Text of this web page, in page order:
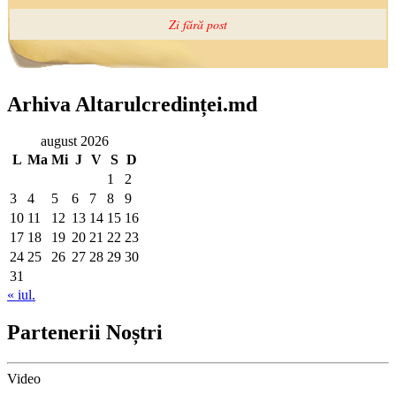
Arhiva Altarulcredinței.md
august 2026
L Ma Mi J V S D
1
2
3
4 5 6 7 8
9
10 11 12 13 14 15 16
17 18 19 20 21 22 23
24 25 26 27 28 29 30
31
« iul.
Partenerii Noștri
Video